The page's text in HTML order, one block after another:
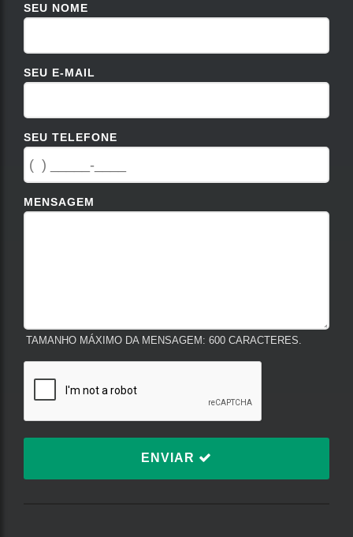
SEU NOME
SEU E-MAIL
SEU TELEFONE
MENSAGEM
TAMANHO MÁXIMO DA MENSAGEM: 600 CARACTERES.
ENVIAR